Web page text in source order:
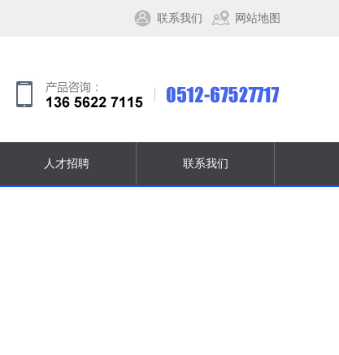
联系我们 网站地图
人才招聘 联系我们